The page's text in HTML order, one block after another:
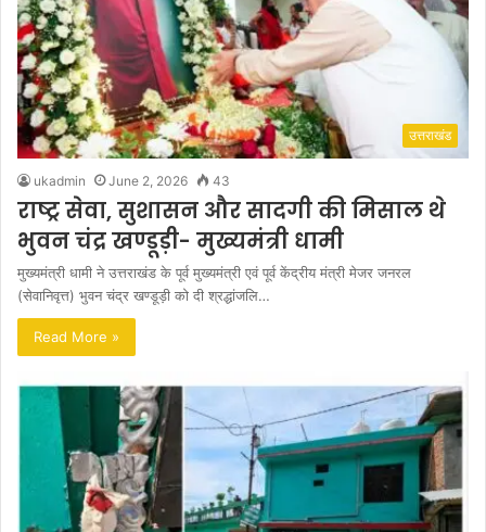
उत्तराखंड
ukadmin June 2, 2026 43
राष्ट्र सेवा, सुशासन और सादगी की मिसाल थे
भुवन चंद्र खण्डूड़ी- मुख्यमंत्री धामी
मुख्यमंत्री धामी ने उत्तराखंड के पूर्व मुख्यमंत्री एवं पूर्व केंद्रीय मंत्री मेजर जनरल
(सेवानिवृत्त) भुवन चंद्र खण्डूड़ी को दी श्रद्धांजलि…
Read More »